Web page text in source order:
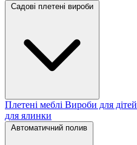
Садові плетені вироби
Плетені меблі Вироби для дітей
для ялинки
Автоматичний полив